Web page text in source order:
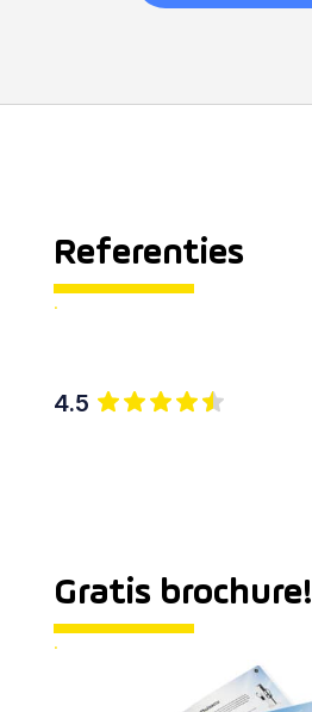
Referenties
.
4.5
Gratis brochure!
.